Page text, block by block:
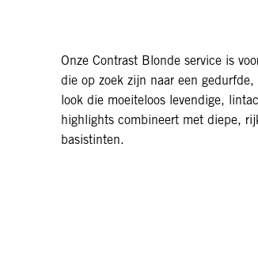
Onze Contrast Blonde service is
die op zoek zijn naar een gedurfde,
look die moeiteloos levendige,
highlights combineert met diepe,
basistinten.